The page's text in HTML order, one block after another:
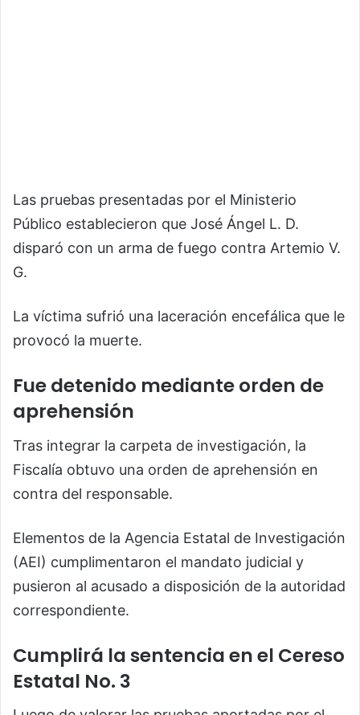
Las pruebas presentadas por el Ministerio
Público establecieron que José Ángel L. D.
disparó con un arma de fuego contra Artemio V.
G.
La víctima sufrió una laceración encefálica que le
provocó la muerte.
Fue detenido mediante orden de
aprehensión
Tras integrar la carpeta de investigación, la
Fiscalía obtuvo una orden de aprehensión en
contra del responsable.
Elementos de la Agencia Estatal de Investigación
(AEI) cumplimentaron el mandato judicial y
pusieron al acusado a disposición de la autoridad
correspondiente.
Cumplirá la sentencia en el Cereso
Estatal No. 3